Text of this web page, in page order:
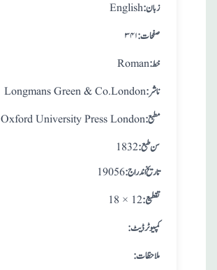
English:زبان
۳۴۱ :صفحات
Roman:خط
Longmans Green & Co.London :ناشر
Oxford University Press London:مطبع
1832: سن طبع
19056: تاريخ اندراج
18 × 12 :تقطيع
:کمپیوٹر ڈیٹ
:ملاحظات